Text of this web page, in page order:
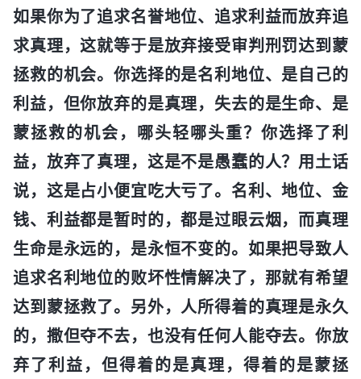
如果你为了追求名誉地位、追求利益而放弃追
求真理，这就等于是放弃接受审判刑罚达到蒙
拯救的机会。你选择的是名利地位、是自己的
利益，但你放弃的是真理，失去的是生命、是
蒙拯救的机会，哪头轻哪头重？你选择了利
益，放弃了真理，这是不是愚蠢的人？用土话
说，这是占小便宜吃大亏了。名利、地位、金
钱、利益都是暂时的，都是过眼云烟，而真理
生命是永远的，是永恒不变的。如果把导致人
追求名利地位的败坏性情解决了，那就有希望
达到蒙拯救了。另外，人所得着的真理是永久
的，撒但夺不去，也没有任何人能夺去。你放
弃了利益，但得着的是真理，得着的是蒙拯